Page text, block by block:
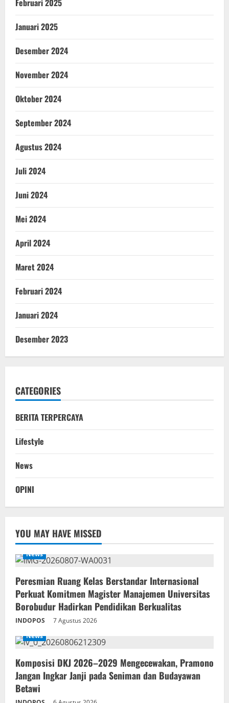
Februari 2025
Januari 2025
Desember 2024
November 2024
Oktober 2024
September 2024
Agustus 2024
Juli 2024
Juni 2024
Mei 2024
April 2024
Maret 2024
Februari 2024
Januari 2024
Desember 2023
CATEGORIES
BERITA TERPERCAYA
Lifestyle
News
OPINI
YOU MAY HAVE MISSED
News
Peresmian Ruang Kelas Berstandar Internasional
Perkuat Komitmen Magister Manajemen Universitas
Borobudur Hadirkan Pendidikan Berkualitas
INDOPOS
7 Agustus 2026
News
Komposisi DKJ 2026–2029 Mengecewakan, Pramono
Jangan Ingkar Janji pada Seniman dan Budayawan
Betawi